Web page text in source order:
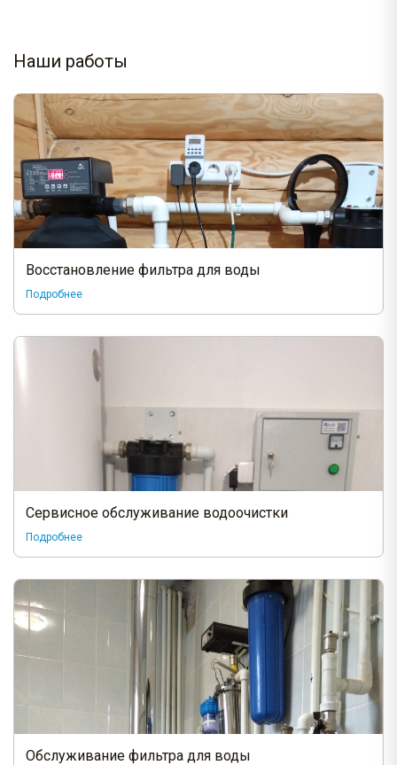
Наши работы
Восстановление фильтра для воды
Подробнее
Сервисное обслуживание водоочистки
Подробнее
Обслуживание фильтра для воды